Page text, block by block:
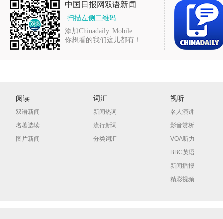
中国日报网双语新闻
扫描左侧二维码
添加Chinadaily_Mobile
你想看的我们这儿都有！
阅读
双语新闻
名著选读
图片新闻
词汇
新闻热词
流行新词
分类词汇
视听
名人演讲
影音赏析
VOA听力
BBC英语
新闻播报
精彩视频